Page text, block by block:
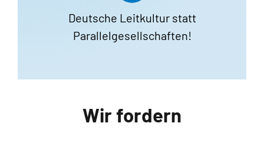
Deutsche Leitkultur statt
Parallelgesellschaften!
Wir fordern